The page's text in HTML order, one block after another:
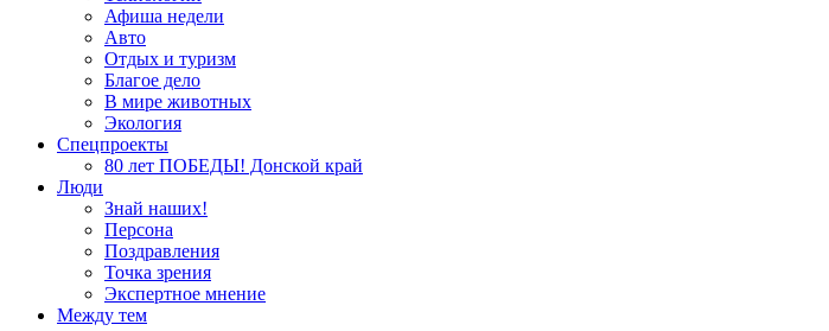
Афиша недели
Авто
Отдых и туризм
Благое дело
В мире животных
Экология
Спецпроекты
80 лет ПОБЕДЫ! Донской край
Люди
Знай наших!
Персона
Поздравления
Точка зрения
Экспертное мнение
Между тем